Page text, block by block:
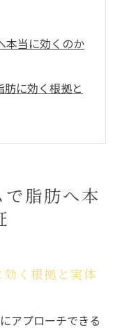
本当に効くのか
に効く根拠と
あり・効果な
プクリーム特
当に脂肪増加に
プクリームの
で脂肪へ本
効く根拠と実体
アプローチできる